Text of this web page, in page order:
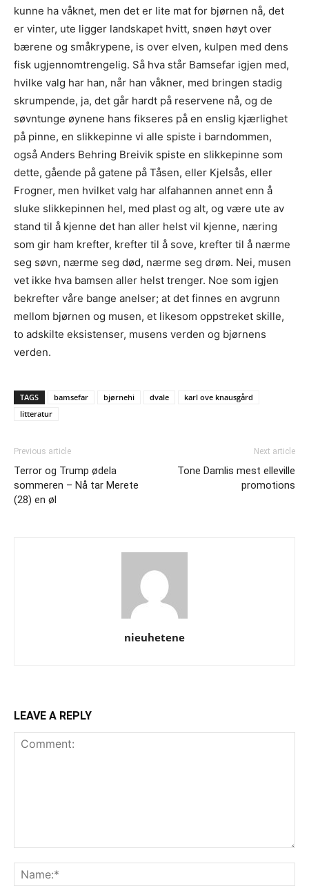
kunne ha våknet, men det er lite mat for bjørnen nå, det
er vinter, ute ligger landskapet hvitt, snøen høyt over
bærene og småkrypene, is over elven, kulpen med dens
fisk ugjennomtrengelig. Så hva står Bamsefar igjen med,
hvilke valg har han, når han våkner, med bringen stadig
skrumpende, ja, det går hardt på reservene nå, og de
søvntunge øynene hans fikseres på en enslig kjærlighet
på pinne, en slikkepinne vi alle spiste i barndommen,
også Anders Behring Breivik spiste en slikkepinne som
dette, gående på gatene på Tåsen, eller Kjelsås, eller
Frogner, men hvilket valg har alfahannen annet enn å
sluke slikkepinnen hel, med plast og alt, og være ute av
stand til å kjenne det han aller helst vil kjenne, næring
som gir ham krefter, krefter til å sove, krefter til å nærme
seg søvn, nærme seg død, nærme seg drøm. Nei, musen
vet ikke hva bamsen aller helst trenger. Noe som igjen
bekrefter våre bange anelser; at det finnes en avgrunn
mellom bjørnen og musen, et likesom oppstreket skille,
to adskilte eksistenser, musens verden og bjørnens
verden.
TAGS bamsefar bjørnehi dvale
karl ove knausgård
litteratur
Previous article
Terror og Trump ødela
sommeren – Nå tar Merete
(28) en øl
Next article
Tone Damlis mest elleville
promotions
nieuhetene
LEAVE A REPLY